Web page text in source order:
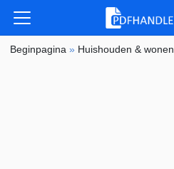
Beginpagina » Huishouden & wonen